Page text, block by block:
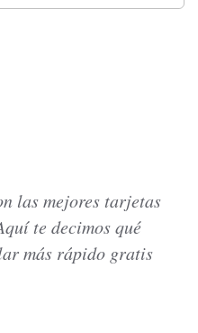
las mejores tarjetas
te decimos qué
más rápido gratis